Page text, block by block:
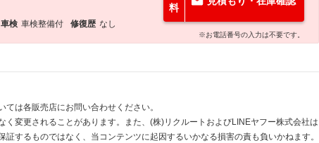
車検 車検整備付 修復歴 なし
料
※お電話番号の入力は不要です。
は各販売店にお問い合わせください。
変更されることがあります。また、(株)リクルートおよびLINEヤフー株式会社は
証するものではなく、当コンテンツに起因するいかなる損害の責も負いかねます。